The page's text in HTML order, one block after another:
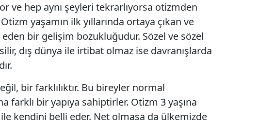
Edirne
Elazığ
Eskişehir
ve hep aynı şeyleri tekrarlıyorsa otizmden
yaşamın ilk yıllarında ortaya çıkan ve
bir gelişim bozukluğudur. Sözel ve sözel
dış dünya ile irtibat olmaz ise davranışlarda
bir farklılıktır. Bu bireyler normal
farklı bir yapıya sahiptirler. Otizm 3 yaşına
kendini belli eder. Net olmasa da ülkemizde